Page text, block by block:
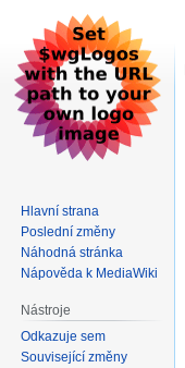
Hlavní strana
Poslední změny
Náhodná stránka
Nápověda k MediaWiki
Nástroje
Odkazuje sem
Související změny